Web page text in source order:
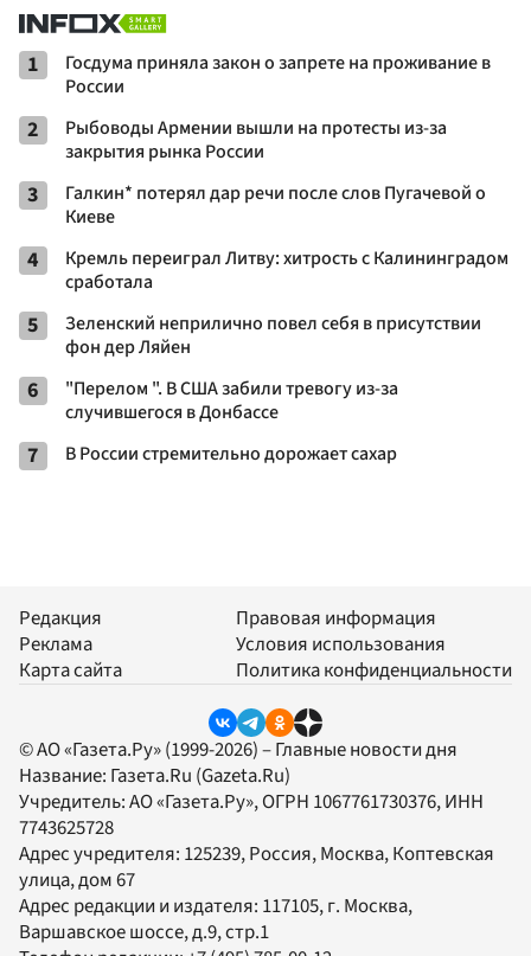
1
Госдума приняла закон о запрете на проживание в
России
2
Рыбоводы Армении вышли на протесты из-за
закрытия рынка России
3
Галкин* потерял дар речи после слов Пугачевой о
Киеве
4
Кремль переиграл Литву: хитрость с Калининградом
сработала
5
Зеленский неприлично повел cебя в присутствии
фон дер Ляйен
6
"Перелом ". В США забили тревогу из-за
случившегося в Донбассе
7 В России стремительно дорожает сахар
Редакция
Реклама
Карта сайта
Правовая информация
Условия использования
Политика конфиденциальности
© АО «Газета.Ру» (1999-2026) – Главные новости дня
Название: Газета.Ru (Gazeta.Ru)
Учредитель:АО «Газета.Ру», ОГРН 1067761730376, ИНН
7743625728
Адрес учредителя: 125239, Россия, Москва, Коптевская
улица, дом 67
Адрес редакции и издателя: 117105, г. Москва,
Варшавское шоссе, д.9, стр.1